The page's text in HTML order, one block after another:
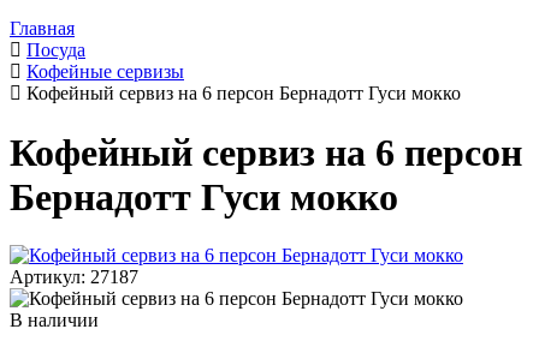
Главная
Посуда
Кофейные сервизы
Кофейный сервиз на 6 персон Бернадотт Гуси мокко
Кофейный сервиз на 6 персон
Бернадотт Гуси мокко
Артикул: 27187
В наличии